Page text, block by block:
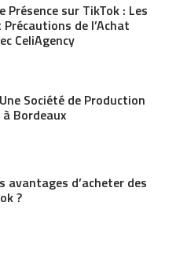
Présence sur TikTok : Les
de l’Achat
CeliAgency
Société de Production
Bordeaux
avantages d’acheter des
?